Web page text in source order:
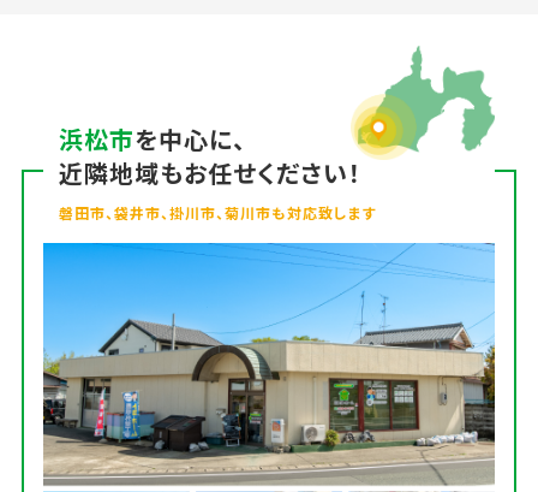
浜松市を中心に、
近隣地域もお任せください！
磐田市、袋井市、掛川市、菊川市も対応致します